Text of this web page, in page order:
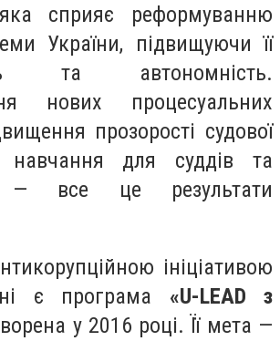
сприяє реформуванню
України, підвищуючи її
та автономність.
нових процесуальних
прозорості судової
навчання для суддів та
— все це результати
ініціативою
є програма «U-LEAD з
у 2016 році. Її мета —